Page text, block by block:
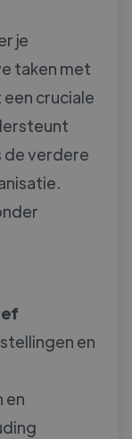
je
taken met
een cruciale
de verdere
en
en